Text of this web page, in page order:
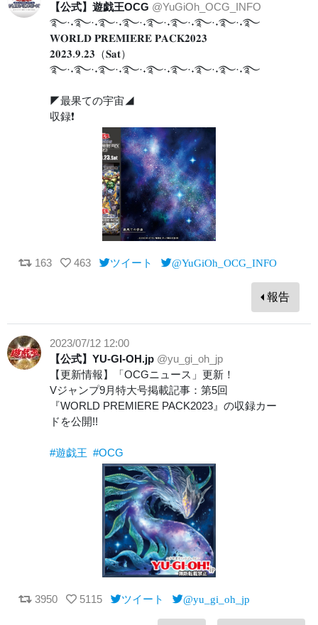
【公式】遊戯王OCG @YuGiOh_OCG_INFO
࿐·˖࿐·˖࿐·˖࿐·˖࿐·˖࿐·˖࿐·˖࿐·˖࿐
𝐖𝐎𝐑𝐋𝐃 𝐏𝐑𝐄𝐌𝐈𝐄𝐑𝐄 𝐏𝐀𝐂𝐊𝟐𝟎𝟐𝟑
𝟐𝟎𝟐𝟑.𝟗.𝟐𝟑（𝐒𝐚𝐭）
࿐·˖࿐·˖࿐·˖࿐·˖࿐·˖࿐·˖࿐·˖࿐·˖࿐
◤最果ての宇宙◢
収録❗️
163 463 ツイート @YuGiOh_OCG_INFO
報告
2023/07/12 12:00
【公式】YU-GI-OH.jp @yu_gi_oh_jp
【更新情報】「OCGニュース」更新！
Vジャンプ9月特大号掲載記事：第5回
『WORLD PREMIERE PACK2023』の収録カー
ドを公開!!
#遊戯王 #OCG
3950 5115 ツイート @yu_gi_oh_jp